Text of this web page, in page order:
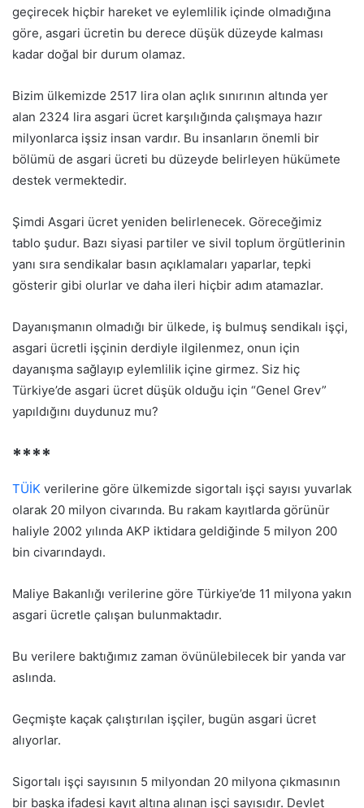
geçirecek hiçbir hareket ve eylemlilik içinde olmadığına
göre, asgari ücretin bu derece düşük düzeyde kalması
kadar doğal bir durum olamaz.
Bizim ülkemizde 2517 lira olan açlık sınırının altında yer
alan 2324 lira asgari ücret karşılığında çalışmaya hazır
milyonlarca işsiz insan vardır. Bu insanların önemli bir
bölümü de asgari ücreti bu düzeyde belirleyen hükümete
destek vermektedir.
Şimdi Asgari ücret yeniden belirlenecek. Göreceğimiz
tablo şudur. Bazı siyasi partiler ve sivil toplum örgütlerinin
yanı sıra sendikalar basın açıklamaları yaparlar, tepki
gösterir gibi olurlar ve daha ileri hiçbir adım atamazlar.
Dayanışmanın olmadığı bir ülkede, iş bulmuş sendikalı işçi,
asgari ücretli işçinin derdiyle ilgilenmez, onun için
dayanışma sağlayıp eylemlilik içine girmez. Siz hiç
Türkiye’de asgari ücret düşük olduğu için “Genel Grev”
yapıldığını duydunuz mu?
****
TÜİK verilerine göre ülkemizde sigortalı işçi sayısı yuvarlak
olarak 20 milyon civarında. Bu rakam kayıtlarda görünür
haliyle 2002 yılında AKP iktidara geldiğinde 5 milyon 200
bin civarındaydı.
Maliye Bakanlığı verilerine göre Türkiye’de 11 milyona yakın
asgari ücretle çalışan bulunmaktadır.
Bu verilere baktığımız zaman övünülebilecek bir yanda var
aslında.
Geçmişte kaçak çalıştırılan işçiler, bugün asgari ücret
alıyorlar.
Sigortalı işçi sayısının 5 milyondan 20 milyona çıkmasının
bir başka ifadesi kayıt altına alınan işçi sayısıdır. Devlet